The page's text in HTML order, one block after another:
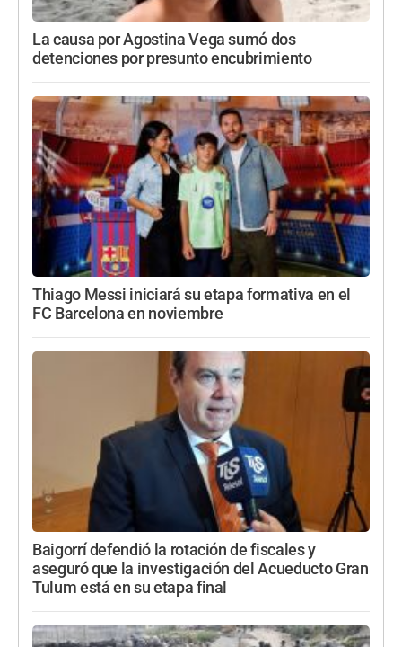
La causa por Agostina Vega sumó dos
detenciones por presunto encubrimiento
Thiago Messi iniciará su etapa formativa en el
FC Barcelona en noviembre
Baigorrí defendió la rotación de fiscales y
aseguró que la investigación del Acueducto Gran
Tulum está en su etapa final